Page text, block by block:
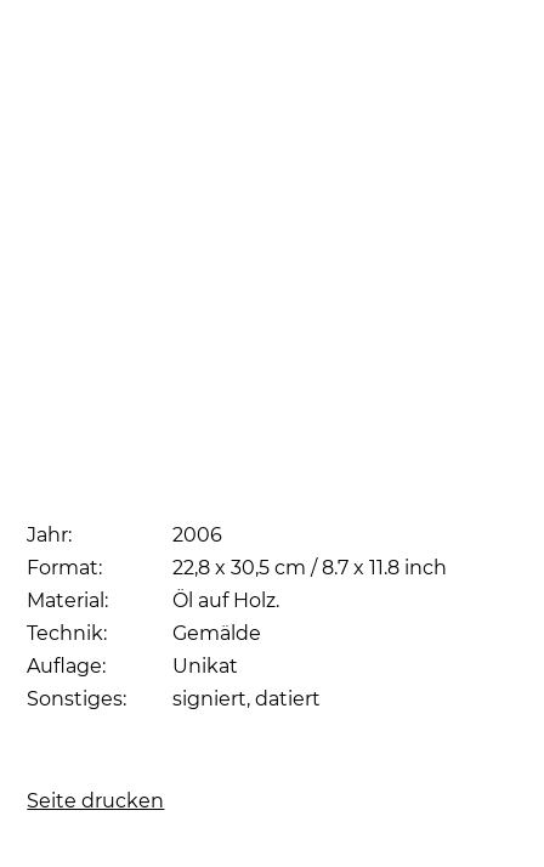
Jahr:
2006
Format:
22,8 x 30,5 cm / 8.7 x 11.8 inch
Material:
Öl auf Holz.
Technik:
Gemälde
Auflage:
Unikat
Sonstiges:
signiert, datiert
Seite drucken